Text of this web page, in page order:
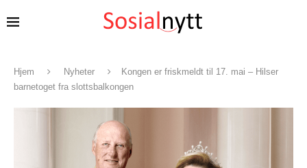
Hjem Nyheter
Kongen er friskmeldt til 17. mai – Hilser
barnetoget fra slottsbalkongen